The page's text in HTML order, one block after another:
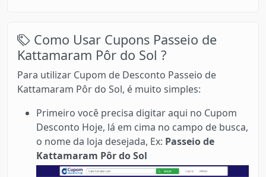
Como Usar Cupons Passeio de
Kattamaram Pôr do Sol ?
Para utilizar Cupom de Desconto Passeio de
Kattamaram Pôr do Sol, é muito simples:
Primeiro você precisa digitar aqui no Cupom
Desconto Hoje, lá em cima no campo de busca,
o nome da loja desejada, Ex: Passeio de
Kattamaram Pôr do Sol